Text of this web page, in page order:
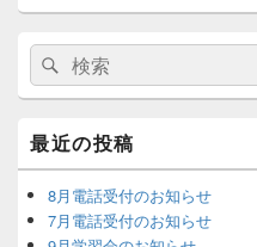
メ
ン
サ
ド
バ
ー
ウ
検
索:
検
索
最近の投稿
8月電話受付のお知らせ
7月電話受付のお知らせ